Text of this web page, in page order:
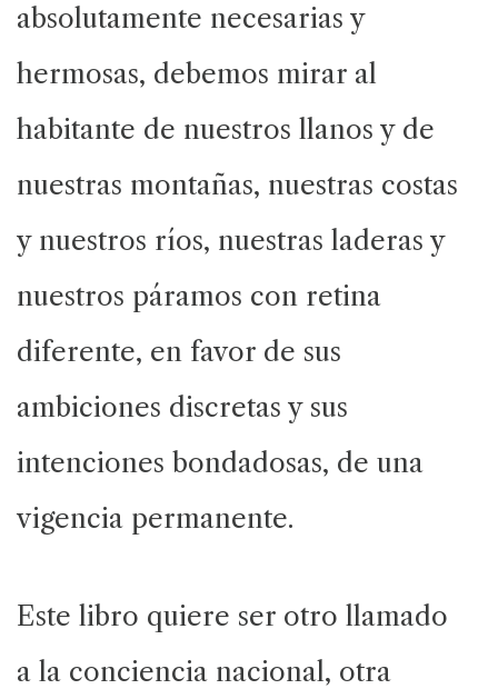
absolutamente necesarias y
hermosas, debemos mirar al
habitante de nuestros llanos y de
nuestras montañas, nuestras costas
y nuestros ríos, nuestras laderas y
nuestros páramos con retina
diferente, en favor de sus
ambiciones discretas y sus
intenciones bondadosas, de una
vigencia permanente.
Este libro quiere ser otro llamado
a la conciencia nacional, otra